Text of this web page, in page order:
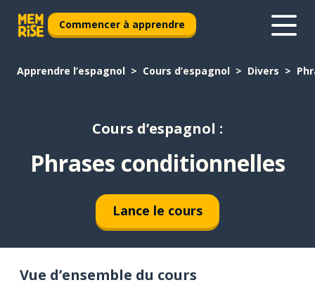
Commencer à apprendre
Apprendre l’espagnol Cours d’espagnol Divers
Cours d’espagnol :
Phrases conditionnelles
Lance le cours
Vue d’ensemble du cours